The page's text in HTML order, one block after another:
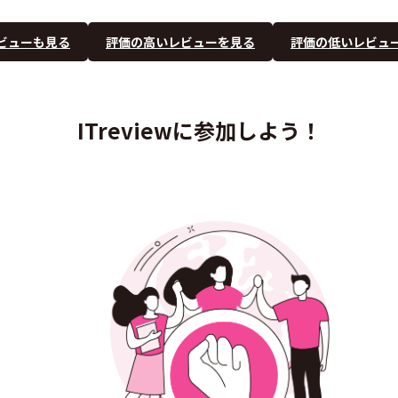
ューも見る 評価の高いレビューを見る 評価の低いレビュ
ITreviewに参加しよう！